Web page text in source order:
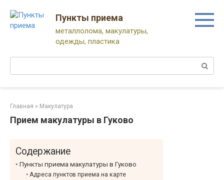
контенту
Пункты приема
металлолома, макулатуры,
одежды, пластика
Поиск:
Главная » Макулатура
Прием макулатуры в Гуково
Содержание
Пункты приема макулатуры в Гуково
Адреса пунктов приема на карте